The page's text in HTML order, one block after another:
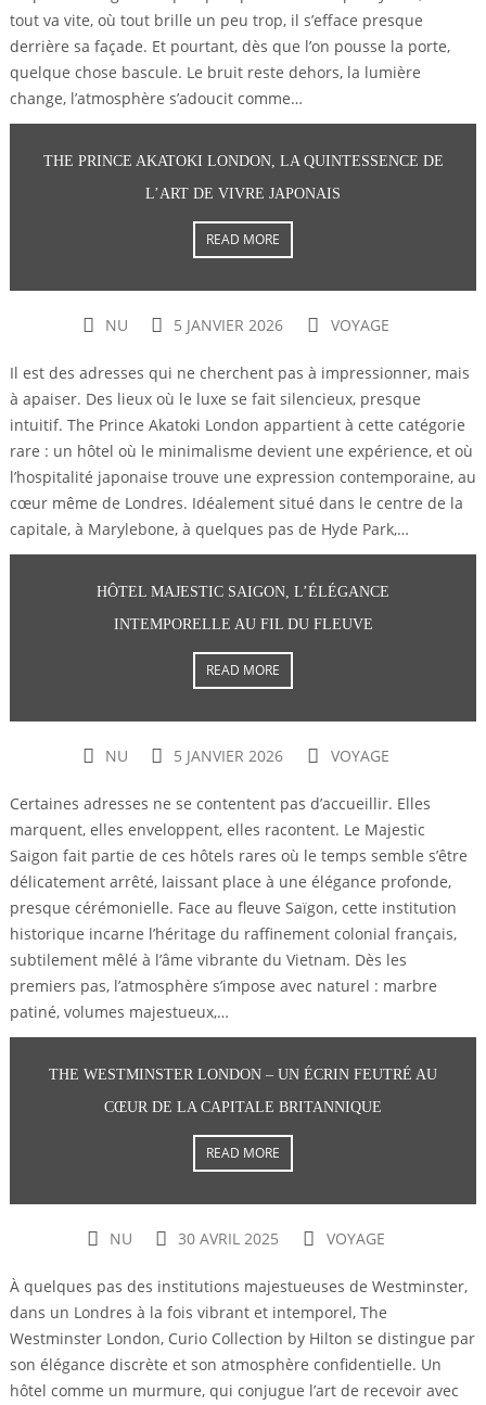
tout va vite, où tout brille un peu trop, il s’efface presque
derrière sa façade. Et pourtant, dès que l’on pousse la porte,
quelque chose bascule. Le bruit reste dehors, la lumière
change, l’atmosphère s’adoucit comme…
THE PRINCE AKATOKI LONDON, LA QUINTESSENCE DE
L’ART DE VIVRE JAPONAIS
READ MORE
NU 5 JANVIER 2026 VOYAGE
Il est des adresses qui ne cherchent pas à impressionner, mais
à apaiser. Des lieux où le luxe se fait silencieux, presque
intuitif. The Prince Akatoki London appartient à cette catégorie
rare : un hôtel où le minimalisme devient une expérience, et où
l’hospitalité japonaise trouve une expression contemporaine, au
cœur même de Londres. Idéalement situé dans le centre de la
capitale, à Marylebone, à quelques pas de Hyde Park,…
HÔTEL MAJESTIC SAIGON, L’ÉLÉGANCE
INTEMPORELLE AU FIL DU FLEUVE
READ MORE
NU 5 JANVIER 2026 VOYAGE
Certaines adresses ne se contentent pas d’accueillir. Elles
marquent, elles enveloppent, elles racontent. Le Majestic
Saigon fait partie de ces hôtels rares où le temps semble s’être
délicatement arrêté, laissant place à une élégance profonde,
presque cérémonielle. Face au fleuve Saïgon, cette institution
historique incarne l’héritage du raffinement colonial français,
subtilement mêlé à l’âme vibrante du Vietnam. Dès les
premiers pas, l’atmosphère s’impose avec naturel : marbre
patiné, volumes majestueux,…
THE WESTMINSTER LONDON – UN ÉCRIN FEUTRÉ AU
CŒUR DE LA CAPITALE BRITANNIQUE
READ MORE
NU 30 AVRIL 2025 VOYAGE
À quelques pas des institutions majestueuses de Westminster,
dans un Londres à la fois vibrant et intemporel, The
Westminster London, Curio Collection by Hilton se distingue par
son élégance discrète et son atmosphère confidentielle. Un
hôtel comme un murmure, qui conjugue l’art de recevoir avec